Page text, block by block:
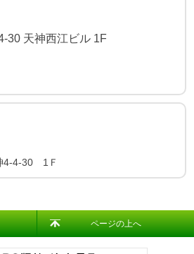
30 天神西江ビル 1F
4-4-30 1Ｆ
ページの上へ